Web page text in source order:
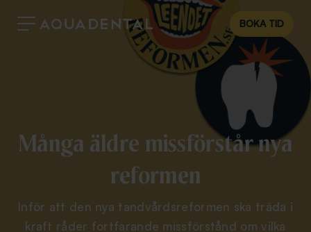
BOKA TID
Många äldre missförstår nya
reformen
Inför att den nya tandvårdsreformen ska träda i
kraft råder fortfarande missförstånd om vilka